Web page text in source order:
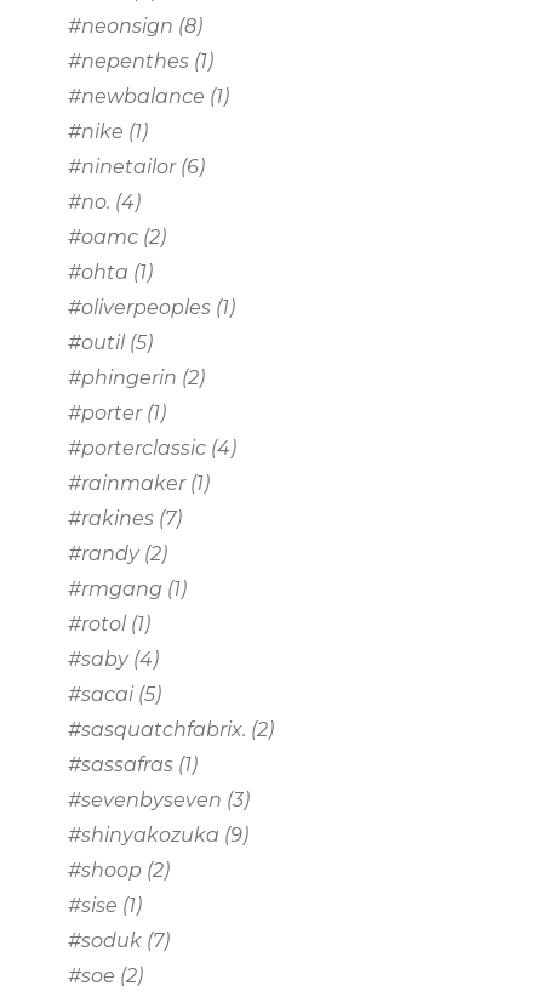
#neonsign (8)
#nepenthes (1)
#newbalance (1)
#nike (1)
#ninetailor(6)
#no. (4)
#oamc (2)
#ohta (1)
#oliverpeoples (1)
#outil (5)
#phingerin (2)
#porter(1)
#porterclassic (4)
#rainmaker(1)
#rakines (7)
#randy(2)
#rmgang (1)
#rotol (1)
#saby(4)
#sacai(5)
#sasquatchfabrix. (2)
#sassafras (1)
#sevenbyseven (3)
#shinyakozuka (9)
#shoop (2)
#sise (1)
#soduk (7)
#soe (2)